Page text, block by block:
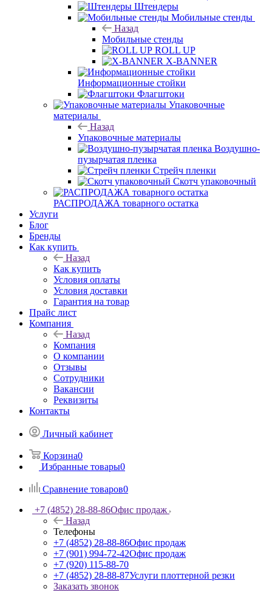
Штендеры
Мобильные стенды
Назад
Мобильные стенды
ROLL UP
X-BANNER
Информационные стойки
Флагштоки
Упаковочные
материалы
Назад
Упаковочные материалы
Воздушно-
пузырчатая пленка
Стрейч пленки
Скотч упаковочный
РАСПРОДАЖА товарного остатка
Услуги
Блог
Бренды
Как купить
Назад
Как купить
Условия оплаты
Условия доставки
Гарантия на товар
Прайс лист
Компания
Назад
Компания
О компании
Отзывы
Сотрудники
Вакансии
Реквизиты
Контакты
Личный кабинет
Корзина0
Избранные товары0
Сравнение товаров0
+7 (4852) 28-88-86Офис продаж
Назад
Телефоны
+7 (4852) 28-88-86Офис продаж
+7 (901) 994-72-42Офис продаж
+7 (920) 115-88-70
+7 (4852) 28-88-87Услуги плоттерной резки
Заказать звонок